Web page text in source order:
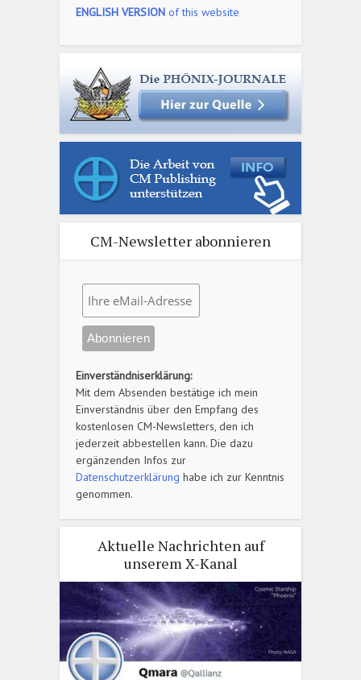
ENGLISH VERSION of this website
CM-Newsletter abonnieren
Einverständniserklärung:
Mit dem Absenden bestätige ich mein
Einverständnis über den Empfang des
kostenlosen CM-Newsletters, den ich
jederzeit abbestellen kann. Die dazu
ergänzenden Infos zur
Datenschutzerklärung habe ich zur Kenntnis
genommen.
Aktuelle Nachrichten auf
unserem X-Kanal